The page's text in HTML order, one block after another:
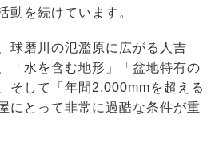
動を続けています。
球磨川の氾濫原に広がる人吉
「水を含む地形」「盆地特有の
そして「年間2,000mmを超える
にとって非常に過酷な条件が重